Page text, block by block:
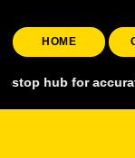
HOME
accurate and